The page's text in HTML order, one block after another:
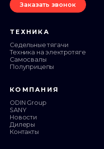
Заказать звонок
ТЕХНИКА
Седельные тягачи
Техника на электротяге
Самосвалы
Полуприцепы
КОМПАНИЯ
ODIN Group
SANY
Новости
Дилеры
Контакты